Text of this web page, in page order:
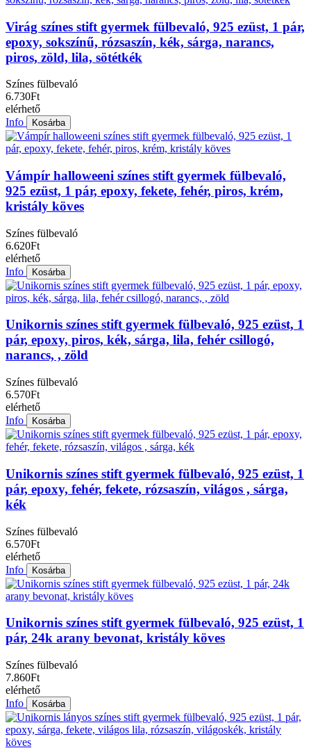
Virág színes stift gyermek fülbevaló, 925 ezüst, 1 pár,
epoxy, sokszínű, rózsaszín, kék, sárga, narancs,
piros, zöld, lila, sötétkék
Színes fülbevaló
6.730Ft
elérhető
Info
Kosárba
Vámpír halloweeni színes stift gyermek fülbevaló,
925 ezüst, 1 pár, epoxy, fekete, fehér, piros, krém,
kristály köves
Színes fülbevaló
6.620Ft
elérhető
Info
Kosárba
Unikornis színes stift gyermek fülbevaló, 925 ezüst, 1
pár, epoxy, piros, kék, sárga, lila, fehér csillogó,
narancs, , zöld
Színes fülbevaló
6.570Ft
elérhető
Info
Kosárba
Unikornis színes stift gyermek fülbevaló, 925 ezüst, 1
pár, epoxy, fehér, fekete, rózsaszín, világos , sárga,
kék
Színes fülbevaló
6.570Ft
elérhető
Info
Kosárba
Unikornis színes stift gyermek fülbevaló, 925 ezüst, 1
pár, 24k arany bevonat, kristály köves
Színes fülbevaló
7.860Ft
elérhető
Info
Kosárba